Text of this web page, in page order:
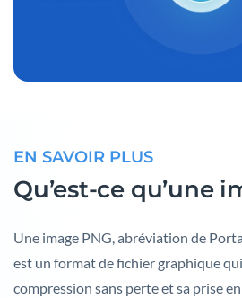
EN SAVOIR PLUS
Qu’est-ce qu’une
Une image PNG, abréviation de
est un format de fichier graphique
compression sans perte et sa prise